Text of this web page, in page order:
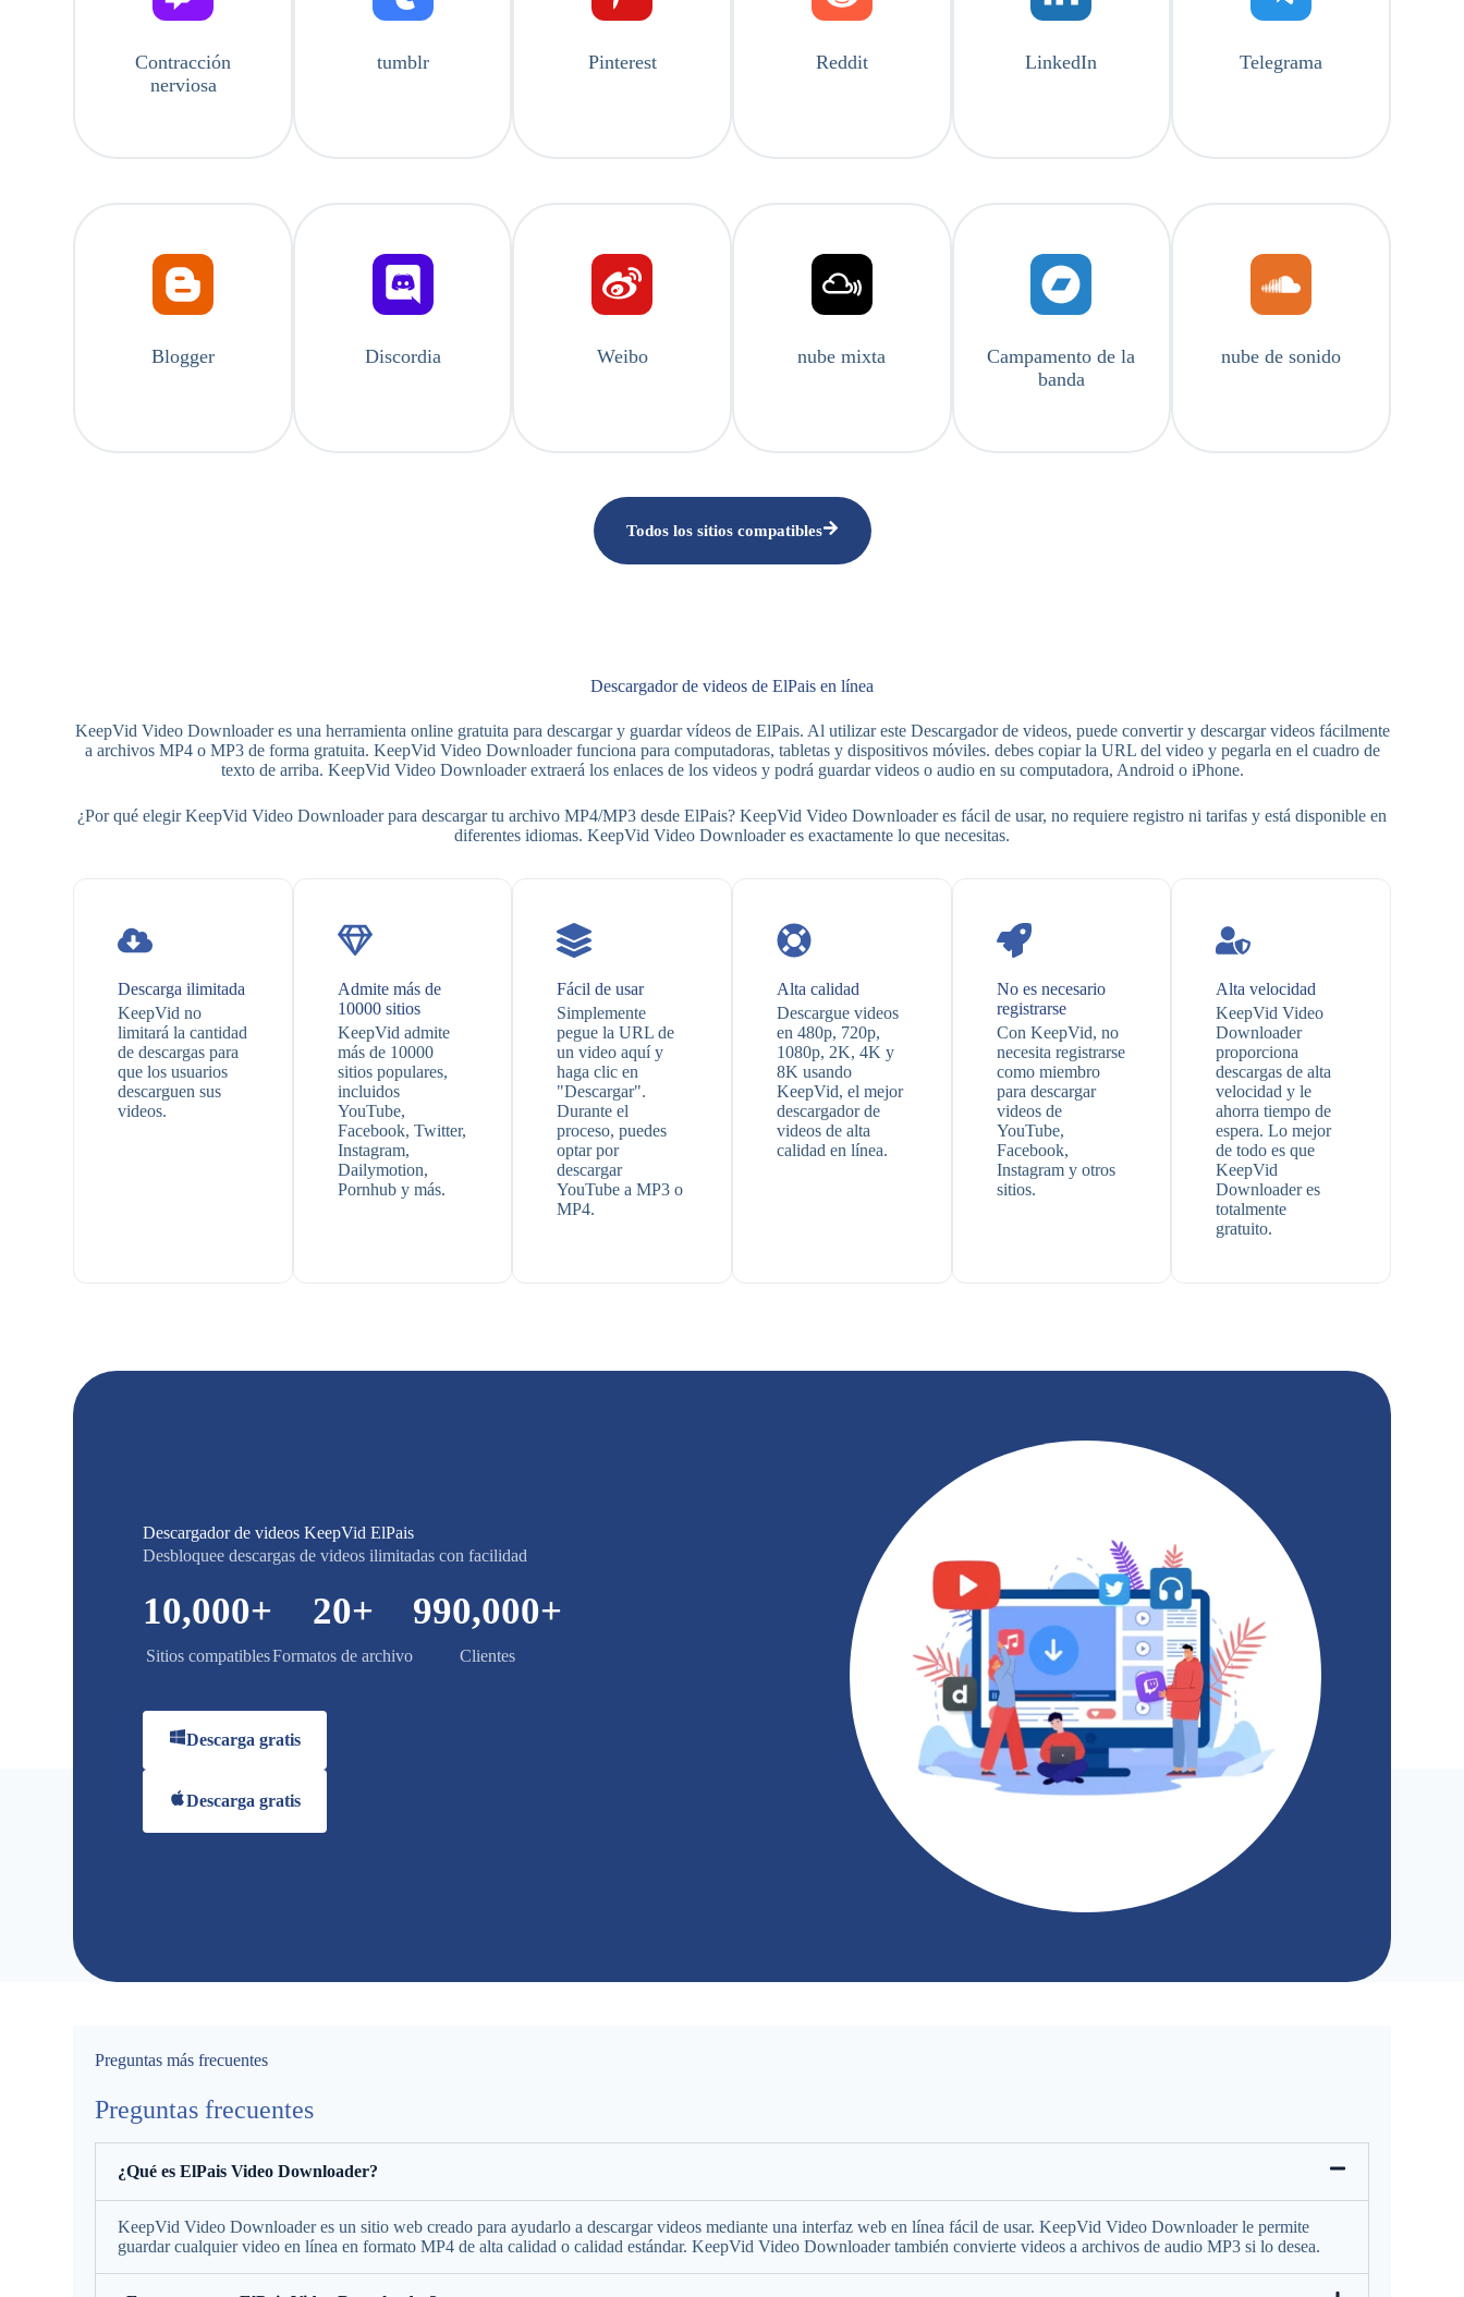
Contracción
nerviosa
tumblr Pinterest Reddit LinkedIn Telegrama
Blogger Discordia Weibo nube mixta
Campamento de la
banda
nube de sonido
Todos los sitios compatibles
Descargador de videos de ElPais en línea
KeepVid Video Downloader es una herramienta online gratuita para descargar y guardar vídeos de ElPais. Al utilizar este Descargador de videos, puede convertir y descargar videos fácilmente
a archivos MP4 o MP3 de forma gratuita. KeepVid Video Downloader funciona para computadoras, tabletas y dispositivos móviles. debes copiar la URL del video y pegarla en el cuadro de
texto de arriba. KeepVid Video Downloader extraerá los enlaces de los videos y podrá guardar videos o audio en su computadora, Android o iPhone.
¿Por qué elegir KeepVid Video Downloader para descargar tu archivo MP4/MP3 desde ElPais? KeepVid Video Downloader es fácil de usar, no requiere registro ni tarifas y está disponible en
diferentes idiomas. KeepVid Video Downloader es exactamente lo que necesitas.
Descarga ilimitada
KeepVid no
limitará la cantidad
de descargas para
que los usuarios
descarguen sus
videos.
Admite más de
10000 sitios
KeepVid admite
más de 10000
sitios populares,
incluidos
YouTube,
Facebook, Twitter,
Instagram,
Dailymotion,
Pornhub y más.
Fácil de usar
Simplemente
pegue la URL de
un video aquí y
haga clic en
"Descargar".
Durante el
proceso, puedes
optar por
descargar
YouTube a MP3 o
MP4.
Alta calidad
Descargue videos
en 480p, 720p,
1080p, 2K, 4K y
8K usando
KeepVid, el mejor
descargador de
videos de alta
calidad en línea.
No es necesario
registrarse
Con KeepVid, no
necesita registrarse
como miembro
para descargar
videos de
YouTube,
Facebook,
Instagram y otros
sitios.
Alta velocidad
KeepVid Video
Downloader
proporciona
descargas de alta
velocidad y le
ahorra tiempo de
espera. Lo mejor
de todo es que
KeepVid
Downloader es
totalmente
gratuito.
Descargador de videos KeepVid ElPais
Desbloquee descargas de videos ilimitadas con facilidad
Sitios compatibles
10,000+
Formatos de archivo
20+
Clientes
990,000+
Descarga gratis
Descarga gratis
Preguntas más frecuentes
Preguntas frecuentes
¿Qué es ElPais Video Downloader?
KeepVid Video Downloader es un sitio web creado para ayudarlo a descargar videos mediante una interfaz web en línea fácil de usar. KeepVid Video Downloader le permite
guardar cualquier video en línea en formato MP4 de alta calidad o calidad estándar. KeepVid Video Downloader también convierte videos a archivos de audio MP3 si lo desea.